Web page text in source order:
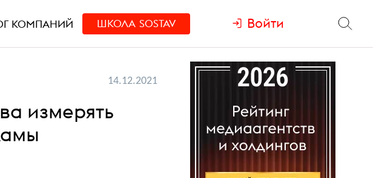
КОМПАНИЙ ШКОЛА SOSTAV Войти
14.12.2021
измерять